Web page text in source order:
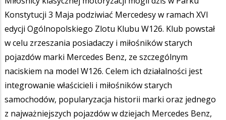
Konstytucji 3 Maja podziwiać Mercedesy w ramach XVI
edycji Ogólnopolskiego Zlotu Klubu W126. Klub powstał
w celu zrzeszania posiadaczy i miłośników starych
pojazdów marki Mercedes Benz, ze szczególnym
naciskiem na model W126. Celem ich działalności jest
integrowanie właścicieli i miłośników starych
samochodów, popularyzacja historii marki oraz jednego
z najważniejszych pojazdów w dziejach Mercedes Benz,